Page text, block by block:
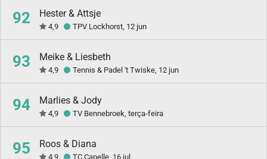
92 Hester & Attsje
4,9 TPV Lockhorst, 12 jun
93 Meike & Liesbeth
4,9 Tennis & Padel 't Twiske, 12 jun
94 Marlies & Jody
4,9 TV Bennebroek, terça-feira
95 Roos & Diana
4,9 TC Capelle, 16 jul